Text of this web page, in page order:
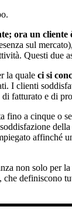
ora un
sul
Questi due
la quale ci si
I clienti
di fatturato e di
a cinque o
affinché
non solo per
definiscono